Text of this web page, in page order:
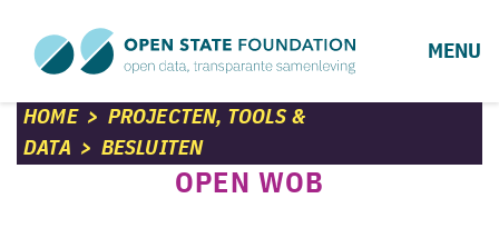
MENU
HOME> PROJECTEN, TOOLS &
DATA > BESLUITEN
OPEN WOB